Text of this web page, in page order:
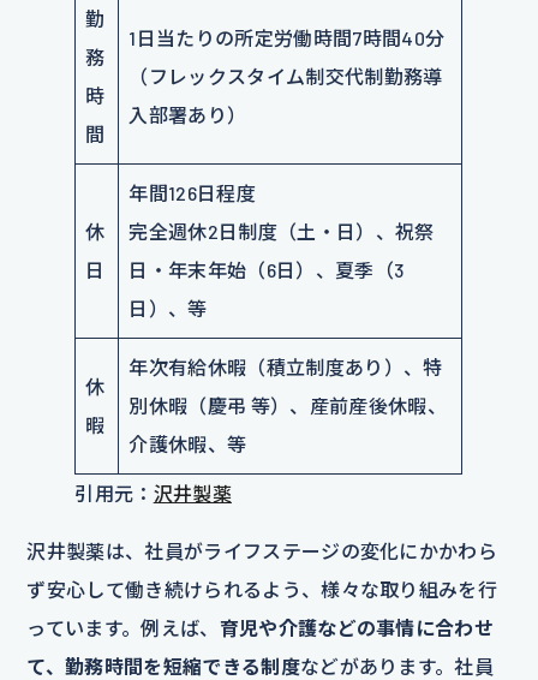
勤
務
時
間
1日当たりの所定労働時間7時間40分
（フレックスタイム制交代制勤務導
入部署あり）
休
日
年間126日程度
完全週休2日制度（土・日）、祝祭
日・年末年始（6日）、夏季（3
日）、等
休
暇
年次有給休暇（積立制度あり）、特
別休暇（慶弔 等）、産前産後休暇、
介護休暇、等
引用元： 沢井製薬
沢井製薬は、社員がライフステージの変化にかかわら
ず安心して働き続けられるよう、様々な取り組みを行
っています。例えば、 育児や介護などの事情に合わせ
て、勤務時間を短縮できる制度などがあります。社員